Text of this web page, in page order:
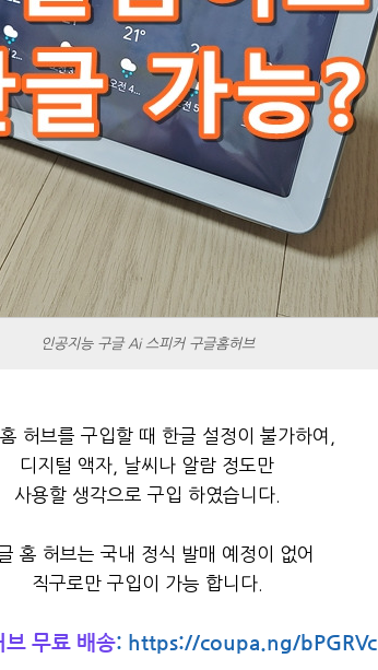
인공지능 구글 Ai 스피커 구글홈허브
허브를 구입할 때 한글 설정이 불가하여,
디지털 액자, 날씨나 알람 정도만
사용할 생각으로 구입 하였습니다.
홈 허브는 국내 정식 발매 예정이 없어
직구로만 구입이 가능 합니다.
브 무료 배송: https://coupa.ng/bPGRVc